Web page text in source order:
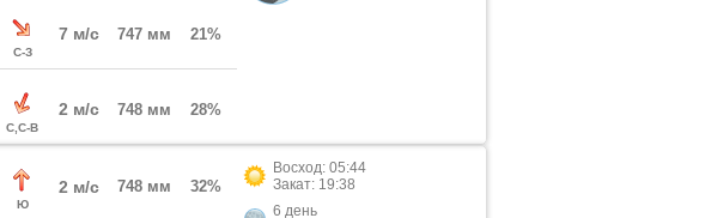
С-З
7 м/с 747 мм 21%
С,С-В
2 м/с 748 мм 28%
Ю
2 м/с 748 мм 32%
Восход: 05:44
Закат: 19:38
6 день